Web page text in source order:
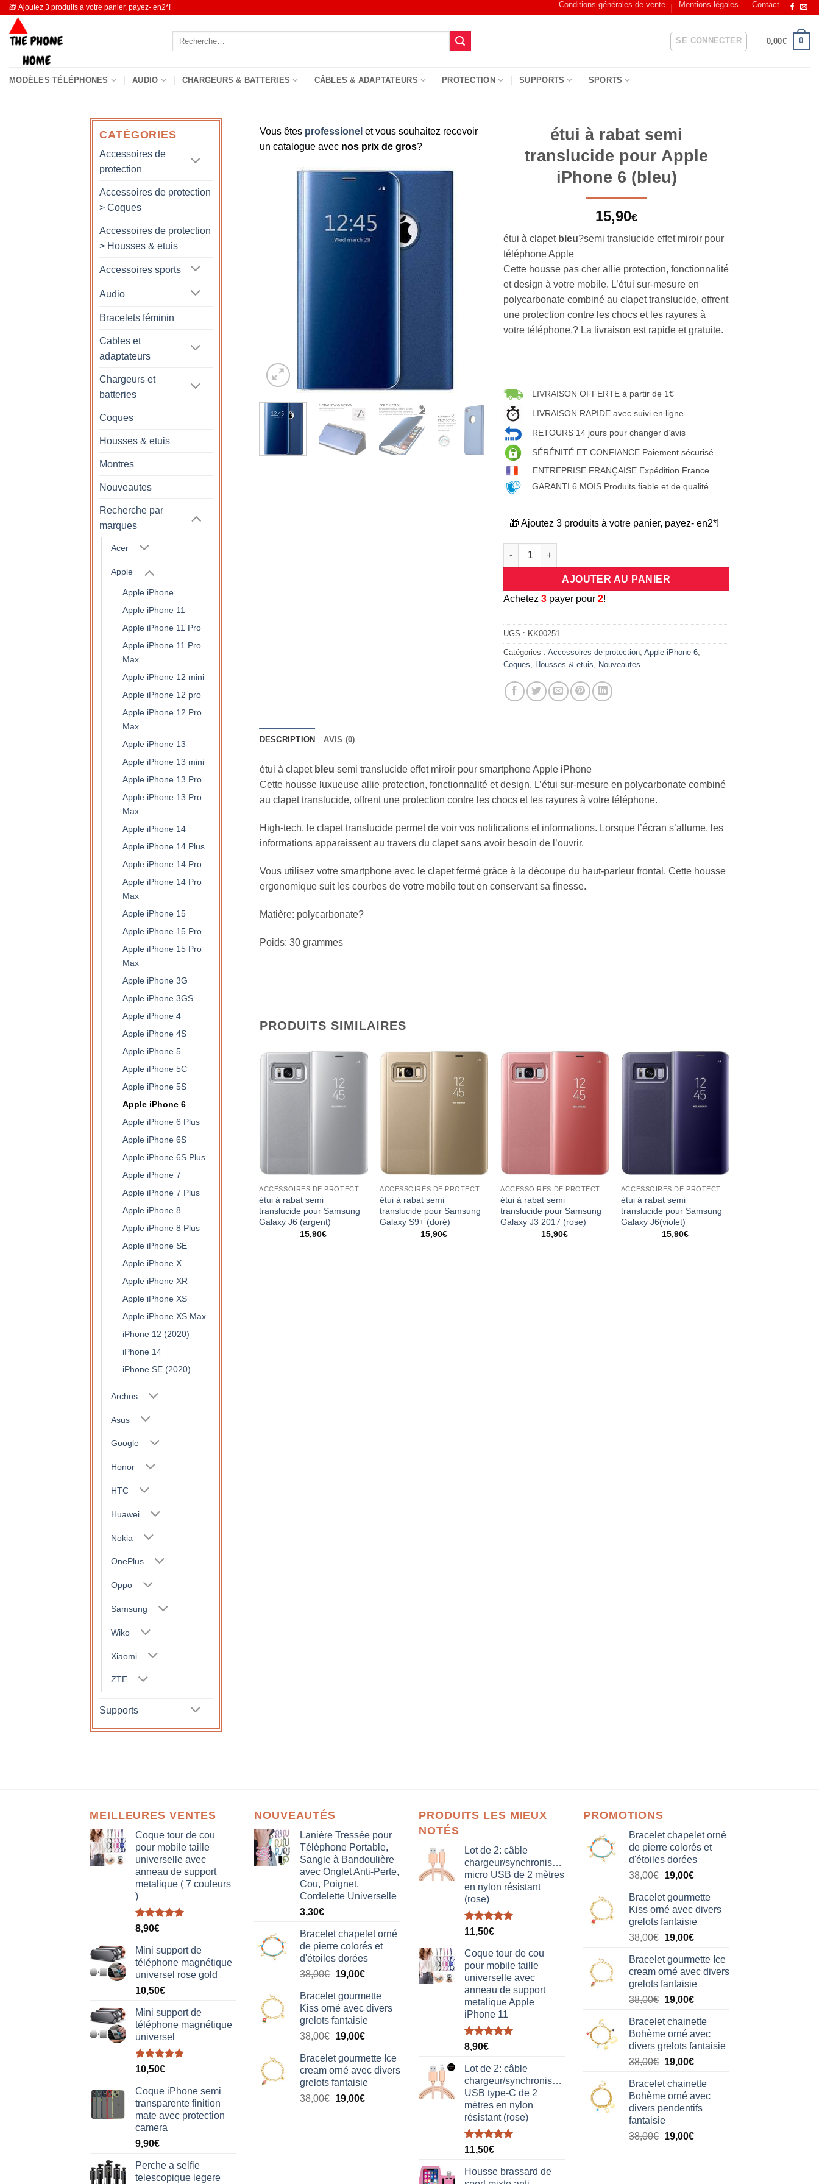
Passer
contenu
🎁 Ajoutez 3 produits à votre panier, payez- en2*! Conditions générales de vente Mentions légales Contact
Recherche
SE CONNECTER 0,00€ 0
MODÈLES TÉLÉPHONES AUDIO CHARGEURS & BATTERIES CÂBLES & ADAPTATEURS PROTECTION SUPPORTS SPORTS
CATÉGORIES
Accessoires de
protection
Accessoires de protection
> Coques
Accessoires de protection
> Housses & etuis
Accessoires sports
Audio
Bracelets féminin
Cables et
adaptateurs
Chargeurs et
batteries
Coques
Housses & etuis
Montres
Nouveautes
Recherche par
marques
Acer
Apple
Apple iPhone
Apple iPhone 11
Apple iPhone 11 Pro
Apple iPhone 11 Pro
Max
Apple iPhone 12 mini
Apple iPhone 12 pro
Apple iPhone 12 Pro
Max
Apple iPhone 13
Apple iPhone 13 mini
Apple iPhone 13 Pro
Apple iPhone 13 Pro
Max
Apple iPhone 14
Apple iPhone 14 Plus
Apple iPhone 14 Pro
Apple iPhone 14 Pro
Max
Apple iPhone 15
Apple iPhone 15 Pro
Apple iPhone 15 Pro
Max
Apple iPhone 3G
Apple iPhone 3GS
Apple iPhone 4
Apple iPhone 4S
Apple iPhone 5
Apple iPhone 5C
Apple iPhone 5S
Apple iPhone 6
Apple iPhone 6 Plus
Apple iPhone 6S
Apple iPhone 6S Plus
Apple iPhone 7
Apple iPhone 7 Plus
Apple iPhone 8
Apple iPhone 8 Plus
Apple iPhone SE
Apple iPhone X
Apple iPhone XR
Apple iPhone XS
Apple iPhone XS Max
iPhone 12 (2020)
iPhone 14
iPhone SE (2020)
Archos
Asus
Google
Honor
HTC
Huawei
Nokia
OnePlus
Oppo
Samsung
Wiko
Xiaomi
ZTE
Supports
Vous êtes professionel et vous souhaitez recevoir
un catalogue avec nos prix de gros?
étui à rabat semi
translucide pour Apple
iPhone 6 (bleu)
15,90€
étui à clapet bleu?semi translucide effet miroir pour
téléphone Apple
Cette housse pas cher allie protection, fonctionnalité
et design à votre mobile. L’étui sur-mesure en
polycarbonate combiné au clapet translucide, offrent
une protection contre les chocs et les rayures à
votre téléphone.? La livraison est rapide et gratuite.
LIVRAISON OFFERTE à partir de 1€
LIVRAISON RAPIDE avec suivi en ligne
RETOURS 14 jours pour changer d’avis
SÉRÉNITÉ ET CONFIANCE Paiement sécurisé
ENTREPRISE FRANÇAISE Expédition France
GARANTI 6 MOIS Produits fiable et de qualité
🎁 Ajoutez 3 produits à votre panier, payez- en2*!
quantité de étui à rabat semi translucide pour Apple iPhone 6 (bleu)
AJOUTER AU PANIER
Achetez3 payer pour2!
UGS : KK00251
Catégories :Accessoires de protection ,Apple iPhone 6
Coques
Housses & etuis Nouveautes
DESCRIPTION AVIS (0)
étui à clapet bleu semi translucide effet miroir pour smartphone Apple iPhone
Cette housse luxueuse allie protection, fonctionnalité et design. L’étui sur-mesure en polycarbonate combiné
au clapet translucide, offrent une protection contre les chocs et les rayures à votre téléphone.
High-tech, le clapet translucide permet de voir vos notifications et informations. Lorsque l’écran s’allume, les
informations apparaissent au travers du clapet sans avoir besoin de l’ouvrir.
Vous utilisez votre smartphone avec le clapet fermé grâce à la découpe du haut-parleur frontal. Cette housse
ergonomique suit les courbes de votre mobile tout en conservant sa finesse.
Matière: polycarbonate?
Poids: 30 grammes
PRODUITS SIMILAIRES
étui à rabat semi
translucide pour Samsung
Galaxy J6 (argent)
15,90€
étui à rabat semi
translucide pour Samsung
Galaxy S9+ (doré)
15,90€
étui à rabat semi
translucide pour Samsung
Galaxy J3 2017 (rose)
15,90€
étui à rabat semi
translucide pour Samsung
Galaxy J6(violet)
15,90€
ACCESSOIRES DE PROTECTION
translucide pour Samsung
15,90
MEILLEURES VENTES
Coque tour de cou
pour mobile taille
universelle avec
anneau de support
metalique ( 7 couleurs
)
Note5.00
8,90€
Mini support de
téléphone magnétique
universel rose gold
10,50€
Mini support de
téléphone magnétique
universel
Note5.00
10,50€
Coque iPhone semi
transparente finition
mate avec protection
camera
9,90€
Perche a selfie
telescopique legere
NOUVEAUTÉS
Lanière Tressée pour
Téléphone Portable,
Sangle à Bandoulière
avec Onglet Anti-Perte,
Cou, Poignet,
Cordelette Universelle
3,30€
Bracelet chapelet orné
de pierre colorés et
d'étoiles dorées
38,00€ Le
initial
était :
38,00€.
19,00€Le
actuel
est :
19,00€.
Bracelet gourmette
Kiss orné avec divers
grelots fantaisie
38,00€ Le
initial
était :
38,00€.
19,00€Le
actuel
est :
19,00€.
Bracelet gourmette Ice
cream orné avec divers
grelots fantaisie
38,00€ Le
19,00€Le
PRODUITS LES MIEUX
NOTÉS
Lot de 2: câble
chargeur/synchronisation
micro USB de 2 mètres
en nylon résistant
(rose)
Note5.00
11,50€
Coque tour de cou
pour mobile taille
universelle avec
anneau de support
metalique Apple
iPhone 11
Note5.00
8,90€
Lot de 2: câble
chargeur/synchronisation
USB type-C de 2
mètres en nylon
résistant (rose)
Note5.00
11,50€
Housse brassard de
PROMOTIONS
Bracelet chapelet orné
de pierre colorés et
d'étoiles dorées
38,00€ Le
initial
était :
38,00€.
19,00€Le
actuel
est :
19,00€.
Bracelet gourmette
Kiss orné avec divers
grelots fantaisie
38,00€ Le
initial
était :
38,00€.
19,00€Le
actuel
est :
19,00€.
Bracelet gourmette Ice
cream orné avec divers
grelots fantaisie
38,00€ Le
initial
était :
38,00€.
19,00€Le
actuel
est :
19,00€.
Bracelet chainette
Bohème orné avec
divers grelots fantaisie
38,00€ Le
initial
était :
38,00€.
19,00€Le
actuel
est :
19,00€.
Bracelet chainette
Bohème orné avec
divers pendentifs
fantaisie
38,00€ Le
19,00€Le